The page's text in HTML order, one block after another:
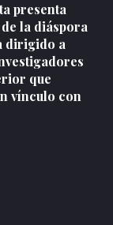
presenta
la diáspora
dirigido a
que
vínculo con